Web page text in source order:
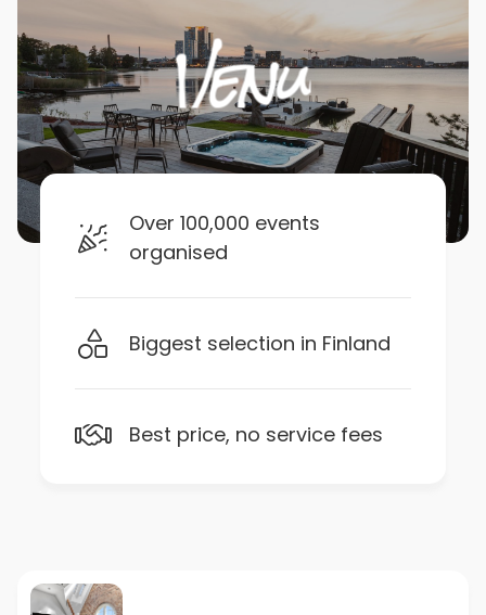
Over 100,000 events
organised
Biggest selection in Finland
Best price, no service fees